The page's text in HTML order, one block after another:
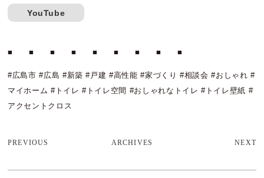
YouTube
■ ■ ■ ■ ■ ■ ■ ■ ■
#広島市 #広島 #新築 #戸建 #高性能 #家づくり #相談会 #おしゃれ #
マイホーム #トイレ #トイレ空間 #おしゃれなトイレ #トイレ壁紙 #
アクセントクロス
PREVIOUS ARCHIVES NEXT